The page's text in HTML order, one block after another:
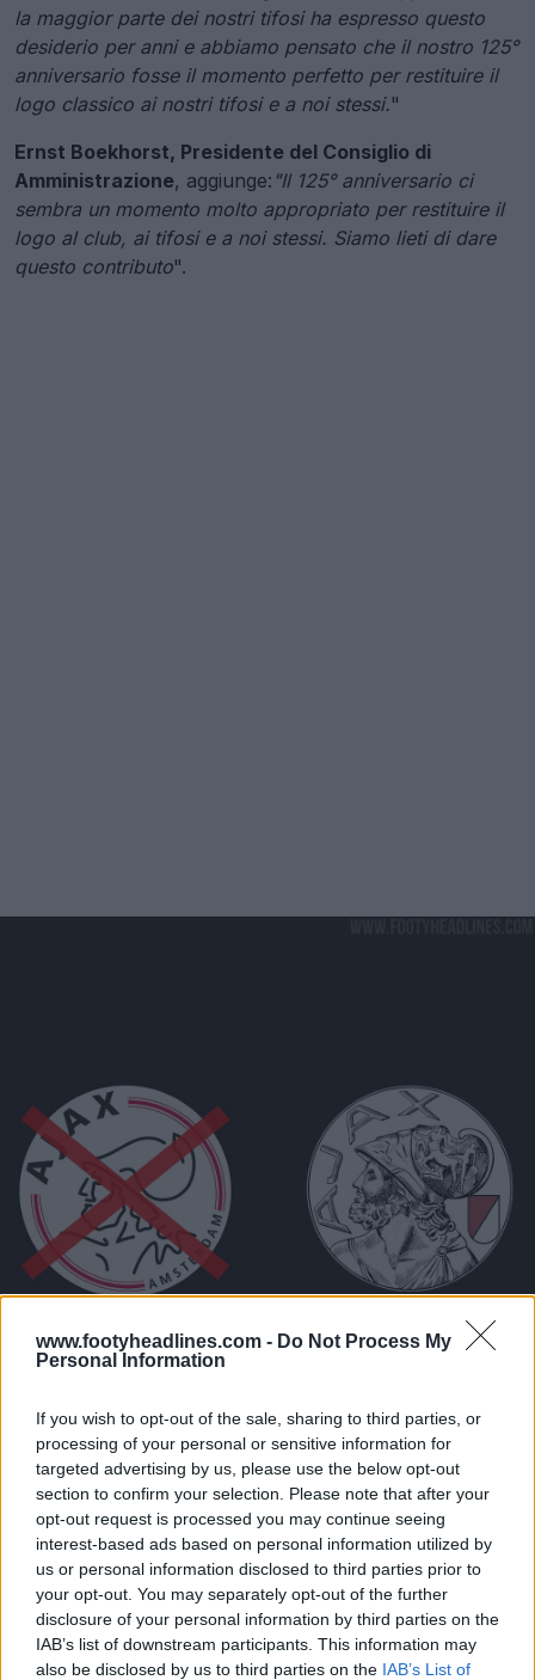
www.footyheadlines.com - Do Not Process My
Personal Information
If you wish to opt-out of the sale, sharing to third parties, or
processing of your personal or sensitive information for
targeted advertising by us, please use the below opt-out
section to confirm your selection. Please note that after your
opt-out request is processed you may continue seeing
interest-based ads based on personal information utilized by
us or personal information disclosed to third parties prior to
your opt-out. You may separately opt-out of the further
disclosure of your personal information by third parties on the
IAB’s list of downstream participants. This information may
also be disclosed by us to third parties on the IAB’s List of
la maggior parte dei nostri tifosi ha espresso questo
desiderio per anni e abbiamo pensato che il nostro 125°
anniversario fosse il momento perfetto per restituire il
logo classico ai nostri tifosi e a noi stessi."
Ernst Boekhorst, Presidente del Consiglio di
Amministrazione, aggiunge: "Il 125° anniversario ci
sembra un momento molto appropriato per restituire il
logo al club, ai tifosi e a noi stessi. Siamo lieti di dare
questo contributo".
Il ritorno dell'Ajax Classic Crest sarà celebrato oggi,
novembre, alla Johan Cruijff ArenA, dove le Ajax
Legends affronteranno le Real Madrid Legends.
Ti piace il ritorno dello stemma classico dell'Ajax? Non
vedi l'ora di vedere le maglie dell'Ajax 25-26 con lo
stemma classico? Commenta qui sotto.